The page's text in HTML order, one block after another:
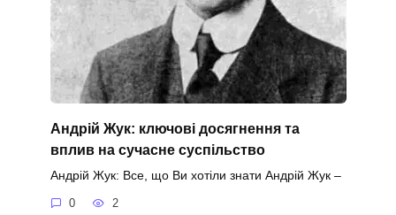
Андрій Жук: ключові досягнення та
вплив на сучасне суспільство
Андрій Жук: Все, що Ви хотіли знати Андрій Жук –
0 2